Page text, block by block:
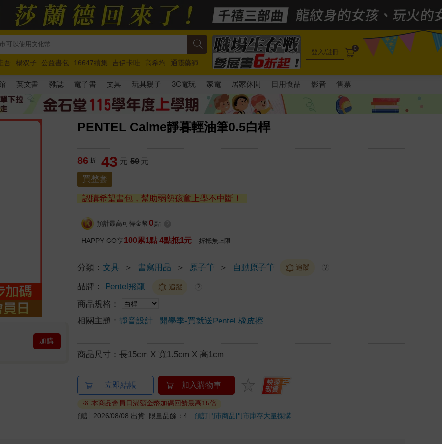
吾 楊双子 公益書包 16647續集 吉伊卡哇 高希均
通靈藥師
路邊攤新作
馬斯克 玩具總動員5 超慢跑
登入/註冊 0
英文書 雜誌 電子書 文具 玩具親子 3C電玩 家電 居家休閒 日用食品 影音 售票
PENTEL Calme靜暮輕油筆0.5白桿
加購
86 折 43 元 50 元
買整套
認購希望書包，幫助弱勢孩童上學不中斷！
預計最高可得金幣 0 點
HAPPY GO享100累1點 4點抵1元 折抵無上限
分類：文具 ＞ 書寫用品 ＞ 原子筆 ＞ 自動原子筆 追蹤 ?
品牌： Pentel飛龍 追蹤 ?
商品規格：
相關主題：靜音設計 開學季-買就送Pentel 橡皮擦
商品尺寸：長15cm X 寬1.5cm X 高1cm
立即結帳 加入購物車
※ 本商品會員日滿額金幣加碼回饋最高15倍
預計 2026/08/08 出貨
限量品餘：4預訂門市商品門市庫存大量採購